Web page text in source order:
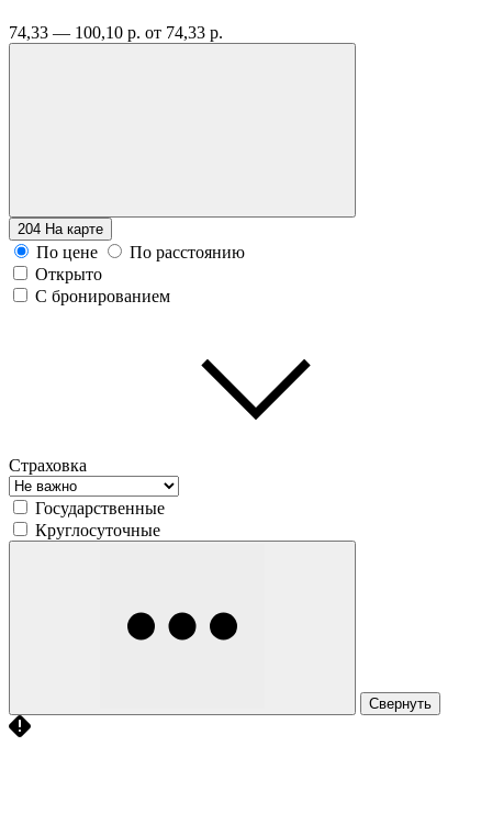
74,33 — 100,10 р. от 74,33 р.
204 На карте
По цене
По расстоянию
Открыто
С бронированием
Страховка
Государственные
Круглосуточные
Свернуть